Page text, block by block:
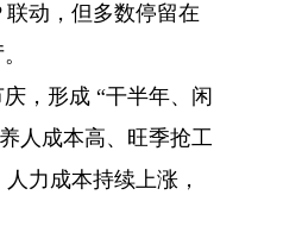
动，但多数停留在
，形成 “干半年、闲
人成本高、旺季抢工
力成本持续上涨，